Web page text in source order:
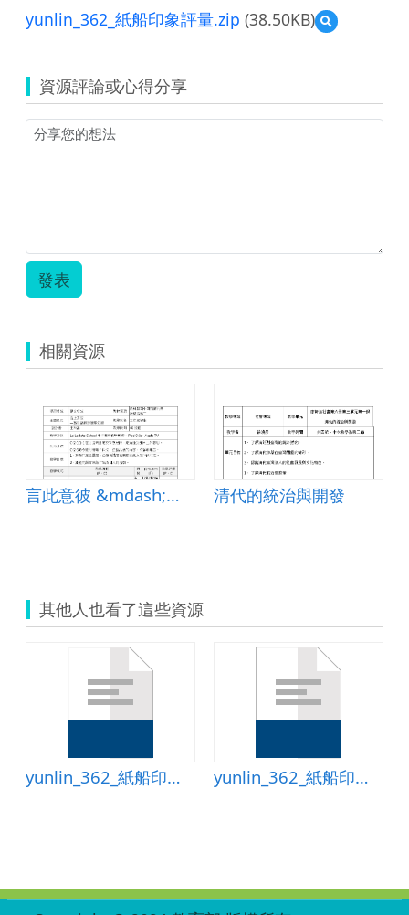
yunlin_362_紙船印象評量.zip (38.50KB)
預
覽
印
象
資源評論或心得分享
發表
相關資源
言此意彼 &mdash;賞玩語辭的雙關妙趣 清代的統治與開發
其他人也看了這些資源
yunlin_362_紙船印象--上傳版1.ppt yunlin_362_紙船印象學習單